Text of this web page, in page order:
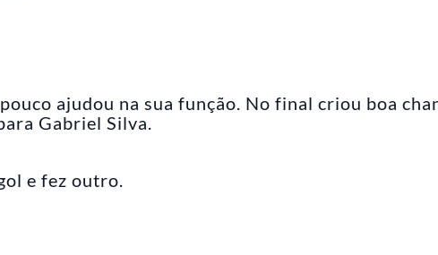
ajudou na sua função. No final criou boa
Gabriel Silva.
e fez outro.